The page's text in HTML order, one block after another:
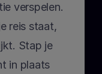
verspelen.
reis staat,
Stap je
in plaats